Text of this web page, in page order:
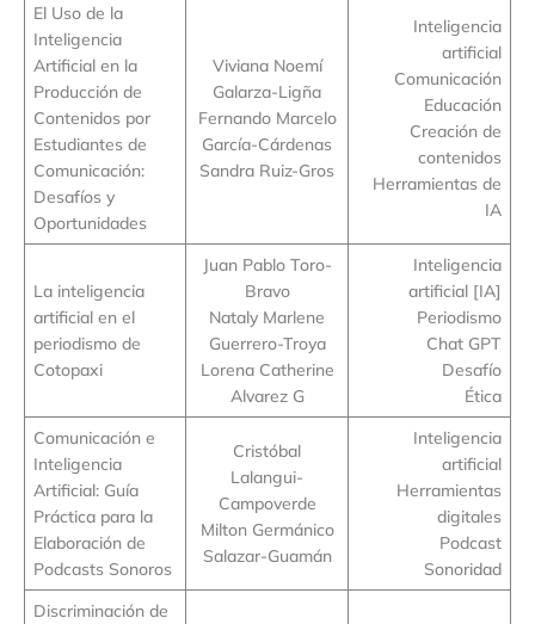
El Uso de la
Inteligencia
Artificial en la
Producción de
Contenidos por
Estudiantes de
Comunicación:
Desafíos y
Oportunidades
Viviana Noemí
Galarza-Ligña
Fernando Marcelo
García-Cárdenas
Sandra Ruiz-Gros
Inteligencia
artificial
Comunicación
Educación
Creación de
contenidos
Herramientas de
IA
La inteligencia
artificial en el
periodismo de
Cotopaxi
Juan Pablo Toro-
Bravo
Nataly Marlene
Guerrero-Troya
Lorena Catherine
Alvarez G
Inteligencia
artificial [IA]
Periodismo
Chat GPT
Desafío
Ética
Comunicación e
Inteligencia
Artificial: Guía
Práctica para la
Elaboración de
Podcasts Sonoros
Cristóbal
Lalangui-
Campoverde
Milton Germánico
Salazar-Guamán
Inteligencia
artificial
Herramientas
digitales
Podcast
Sonoridad
Discriminación de